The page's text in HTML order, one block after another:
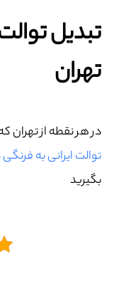
تبدیل
تهران
در هر نقطه از
توالت ایرانی به
بگیرید